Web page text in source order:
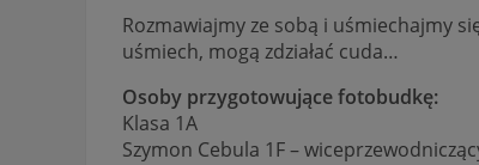
Rozmawiajmy ze sobą i uśmiechajmy
uśmiech, mogą zdziałać cuda…
Osoby przygotowujące fotobudkę:
Klasa 1A
Szymon Cebula 1F –